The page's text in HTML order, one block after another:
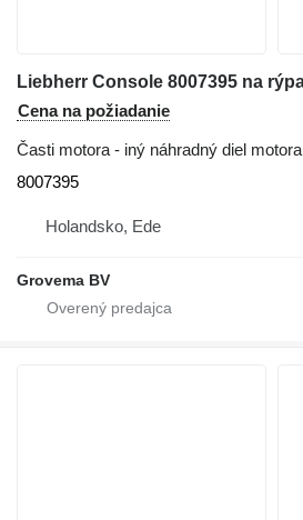
Cena na požiadanie
Časti motora - iný náhradný diel motora
8007395
Holandsko, Ede
Grovema BV